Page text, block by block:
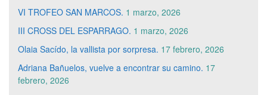
VI TROFEO SAN MARCOS. 1 marzo, 2026
III CROSS DEL ESPARRAGO. 1 marzo, 2026
Olaia Sacído, la vallista por sorpresa. 17 febrero, 2026
Adriana Bañuelos, vuelve a encontrar su camino. 17
febrero, 2026